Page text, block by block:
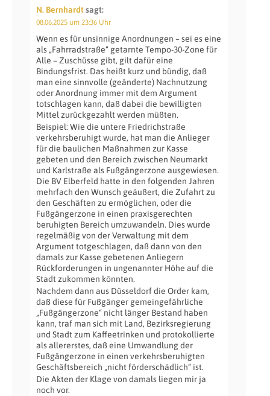
N. Bernhardtsagt:
08.06.2025 um 23:36 Uhr
Wenn es für unsinnige Anordnungen – sei es eine
als „Fahrradstraße“ getarnte Tempo-30-Zone für
Alle – Zuschüsse gibt, gilt dafür eine
Bindungsfrist. Das heißt kurz und bündig, daß
man eine sinnvolle (geänderte) Nachnutzung
oder Anordnung immer mit dem Argument
totschlagen kann, daß dabei die bewilligten
Mittel zurückgezahlt werden müßten.
Beispiel: Wie die untere Friedrichstraße
verkehrsberuhigt wurde, hat man die Anlieger
für die baulichen Maßnahmen zur Kasse
gebeten und den Bereich zwischen Neumarkt
und Karlstraße als Fußgängerzone ausgewiesen.
Die BV Elberfeld hatte in den folgenden Jahren
mehrfach den Wunsch geäußert, die Zufahrt zu
den Geschäften zu ermöglichen, oder die
Fußgängerzone in einen praxisgerechten
beruhigten Bereich umzuwandeln. Dies wurde
regelmäßig von der Verwaltung mit dem
Argument totgeschlagen, daß dann von den
damals zur Kasse gebetenen Anliegern
Rückforderungen in ungenannter Höhe auf die
Stadt zukommen könnten.
Nachdem dann aus Düsseldorf die Order kam,
daß diese für Fußgänger gemeingefährliche
„Fußgängerzone“ nicht länger Bestand haben
kann, traf man sich mit Land, Bezirksregierung
und Stadt zum Kaffeetrinken und protokollierte
als allererstes, daß eine Umwandlung der
Fußgängerzone in einen verkehrsberuhigten
Geschäftsbereich „nicht förderschädlich“ ist.
Die Akten der Klage von damals liegen mir ja
noch vor.